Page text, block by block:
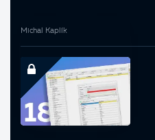
Michal Kaplík